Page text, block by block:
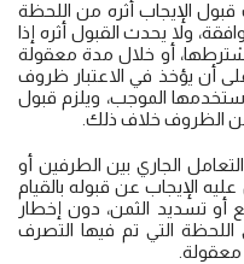
الإيجاب أثره من اللحظة
ولا يحدث القبول أثره إذا
أو خلال مدة معقولة
أن يؤخذ في الاعتبار ظروف
الموجب، ويلزم قبول
من الظروف خلاف ذلك.
الجاري بين الطرفين أو
الإيجاب عن قبوله بالقيام
أو تسديد الثمن، دون إخطار
اللحظة التي تم فيها التصرف